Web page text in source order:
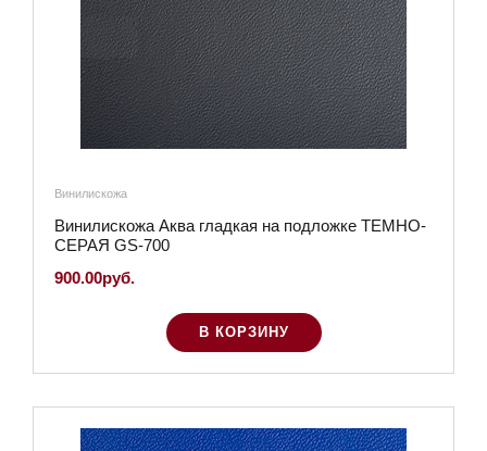
Винилискожа
Винилискожа Аква гладкая на подложке ТЕМНО-
СЕРАЯ GS-700
900.00руб.
В КОРЗИНУ